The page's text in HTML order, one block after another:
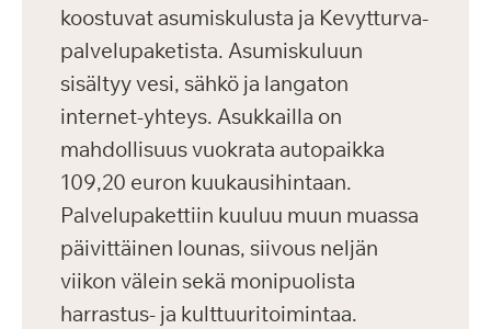
koostuvat asumiskulusta ja Kevytturva-
palvelupaketista. Asumiskuluun
sisältyy vesi, sähkö ja langaton
internet-yhteys. Asukkailla on
mahdollisuus vuokrata autopaikka
109,20 euron kuukausihintaan.
Palvelupakettiin kuuluu muun muassa
päivittäinen lounas, siivous neljän
viikon välein sekä monipuolista
harrastus- ja kulttuuritoimintaa.